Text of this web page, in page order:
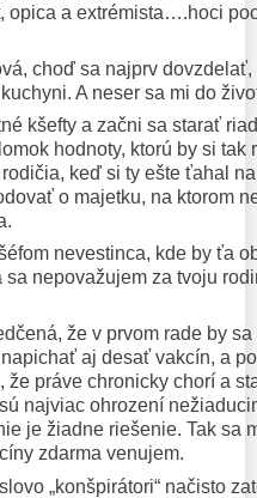
opica a extrémista….hoci
choď sa najprv
A neser sa mi do
kšefty a začni sa starať
hodnoty, ktorú by si tak
keď si ty ešte ťahal
o majetku, na ktorom
nevestinca, kde by ťa
nepovažujem za tvoju
že v prvom rade by
aj desať vakcín, a
že práve chronicky chorí a
najviac ohrození
je žiadne riešenie. Tak sa
zdarma venujem.
„konšpirátori“ načisto